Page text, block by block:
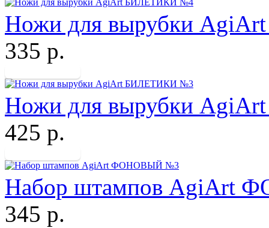
Ножи для вырубки
335 р.
Ножи для вырубки
425 р.
Набор штампов AgiArt
345 р.